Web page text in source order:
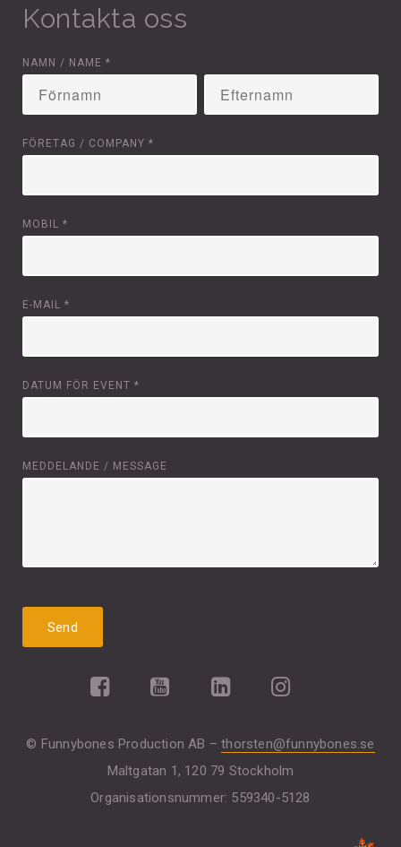
Kontakta oss
NAMN / NAME *
FÖRETAG / COMPANY *
MOBIL *
E-MAIL *
DATUM FÖR EVENT *
MEDDELANDE / MESSAGE
© Funnybones Production AB –thorsten@funnybones.se
Maltgatan 1, 120 79 Stockholm
Organisationsnummer: 559340-5128